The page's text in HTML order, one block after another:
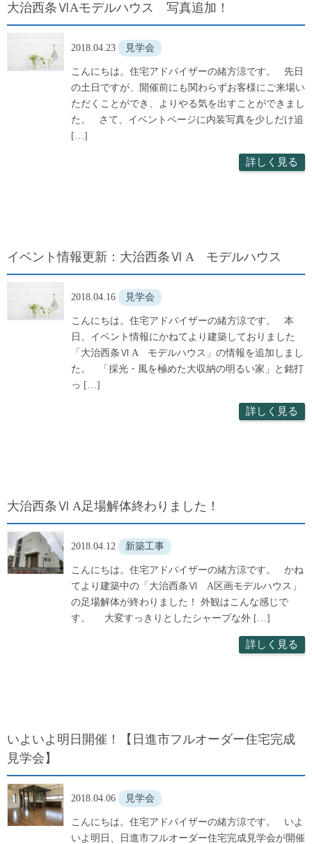
大治西条ⅥAモデルハウス 写真追加！
2018.04.23 見学会
こんにちは。住宅アドバイザーの緒方涼です。 先日
の土日ですが、開催前にも関わらずお客様にご来場い
ただくことができ、よりやる気を出すことができまし
た。 さて、イベントページに内装写真を少しだけ追
[…]
詳しく見る
イベント情報更新：大治西条Ⅵ A モデルハウス
2018.04.16 見学会
こんにちは。住宅アドバイザーの緒方涼です。 本
日、イベント情報にかねてより建築しておりました
「大治西条Ⅵ A モデルハウス」の情報を追加しまし
た。 「採光・風を極めた大収納の明るい家」と銘打
っ […]
詳しく見る
大治西条Ⅵ A足場解体終わりました！
2018.04.12 新築工事
こんにちは。住宅アドバイザーの緒方涼です。 かね
てより建築中の「大治西条Ⅵ A区画モデルハウス」
の足場解体が終わりました！ 外観はこんな感じで
す。 大変すっきりとしたシャープな外 […]
詳しく見る
いよいよ明日開催！【日進市フルオーダー住宅完成
見学会】
2018.04.06 見学会
こんにちは。住宅アドバイザーの緒方涼です。 いよ
いよ明日、日進市フルオーダー住宅完成見学会が開催